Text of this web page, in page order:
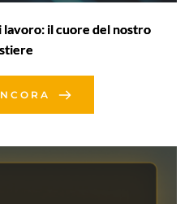
il cuore del nostro